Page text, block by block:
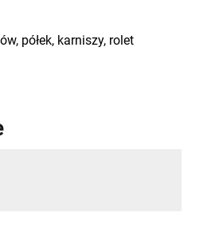
półek, karniszy, rolet